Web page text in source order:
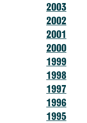
2003
2002
2001
2000
1999
1998
1997
1996
1995